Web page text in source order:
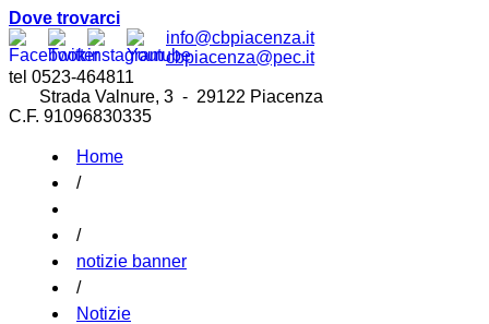
Dove trovarci
info@cbpiacenza.it
cbpiacenza@pec.it
tel 0523-464811
Strada Valnure, 3 - 29122 Piacenza
C.F. 91096830335
Home
/
/
notizie banner
/
Notizie